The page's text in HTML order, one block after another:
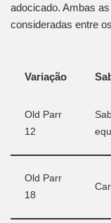
adocicado. Ambas
consideradas entre
Variação
Old Parr
12
Old Parr
18